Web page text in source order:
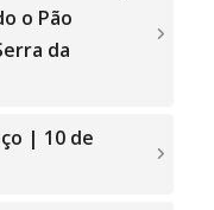
o Pão
da
| 10 de